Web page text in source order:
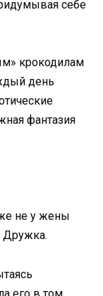
себе
крокодилам
день
фантазия
не у жены
Дружка.
его в том,